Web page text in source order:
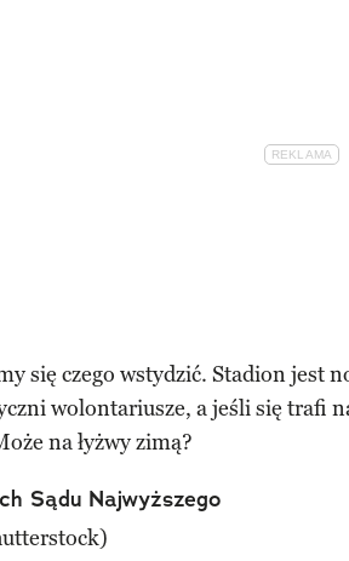
się czego wstydzić. Stadion jest
wolontariusze, a jeśli się trafi
na łyżwy zimą?
Sądu Najwyższego